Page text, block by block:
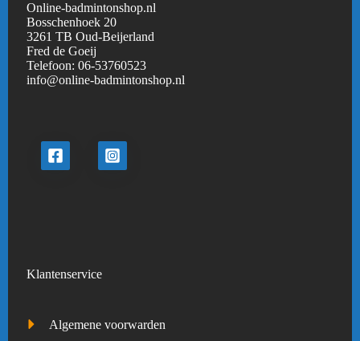
Online-badmintonshop.nl
Bosschenhoek 20
3261 TB Oud-Beijerland
Fred de Goeij
Telefoon:06-53760523
info@online-badmintonshop.nl
Klantenservice
Algemene voorwarden